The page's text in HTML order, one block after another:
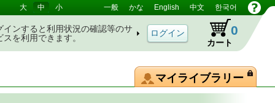
大 中 小 一般 かな English 中文 한국어
インすると利用状況の確認等のサ
スを利用できます。
カート
0
マイライブラリー